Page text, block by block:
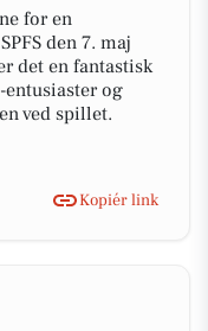
for en
den 7. maj
det en fantastisk
og
ved spillet.
Kopiér link